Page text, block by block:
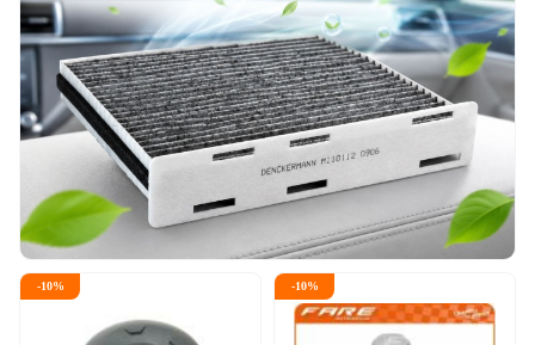
-10% -10%